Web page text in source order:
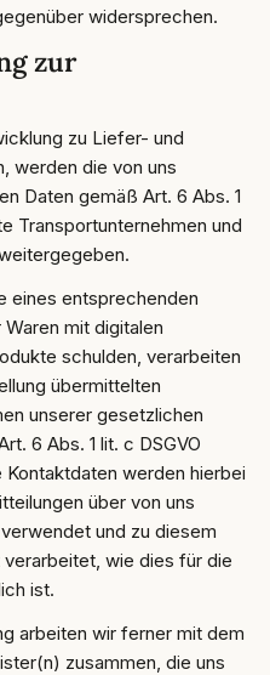
widersprechen.
zur
zu Liefer- und
werden die von uns
Daten gemäß Art. 6 Abs. 1
Transportunternehmen und
eines entsprechenden
mit digitalen
schulden, verarbeiten
übermittelten
unserer gesetzlichen
6 Abs. 1 lit. c DSGVO
werden hierbei
über von uns
und zu diesem
wie dies für die
ist.
arbeiten wir ferner mit dem
zusammen, die uns